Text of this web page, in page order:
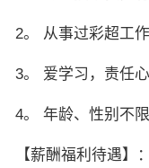
2。 从事过彩超工作
3。 爱学习，责任
4。 年龄、性别不限
【薪酬福利待遇】：